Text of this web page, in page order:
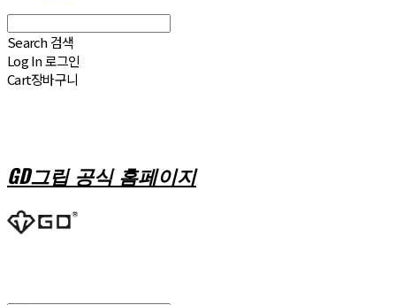
Search 검색
Log In로그인
Cart장바구니
GD그립 공식 홈페이지